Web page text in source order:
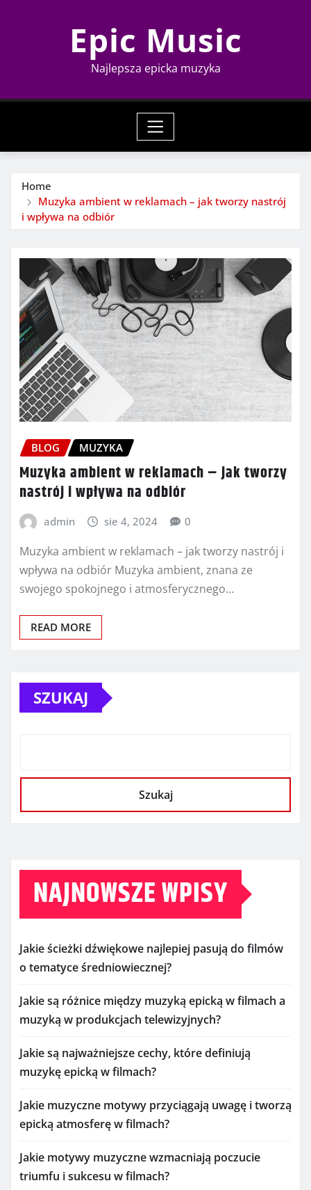
Epic Music
Najlepsza epicka muzyka
Home
Muzyka ambient w reklamach – jak tworzy nastrój
i wpływa na odbiór
BLOG MUZYKA
Muzyka ambient w reklamach – jak tworzy
nastrój i wpływa na odbiór
admin sie 4, 2024 0
Muzyka ambient w reklamach – jak tworzy nastrój i
wpływa na odbiór Muzyka ambient, znana ze
swojego spokojnego i atmosferycznego…
READ MORE
SZUKAJ
Szukaj
NAJNOWSZE WPISY
Jakie ścieżki dźwiękowe najlepiej pasują do filmów
o tematyce średniowiecznej?
Jakie są różnice między muzyką epicką w filmach a
muzyką w produkcjach telewizyjnych?
Jakie są najważniejsze cechy, które definiują
muzykę epicką w filmach?
Jakie muzyczne motywy przyciągają uwagę i tworzą
epicką atmosferę w filmach?
Jakie motywy muzyczne wzmacniają poczucie
triumfu i sukcesu w filmach?